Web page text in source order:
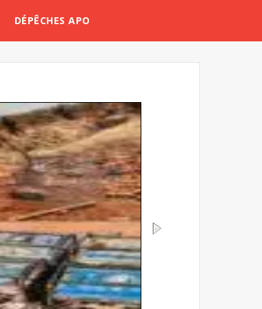
DÉPÊCHES APO